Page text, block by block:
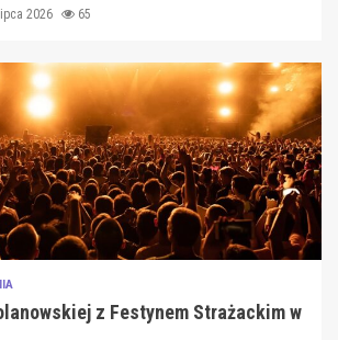
2026 65
z Festynem Strażackim w